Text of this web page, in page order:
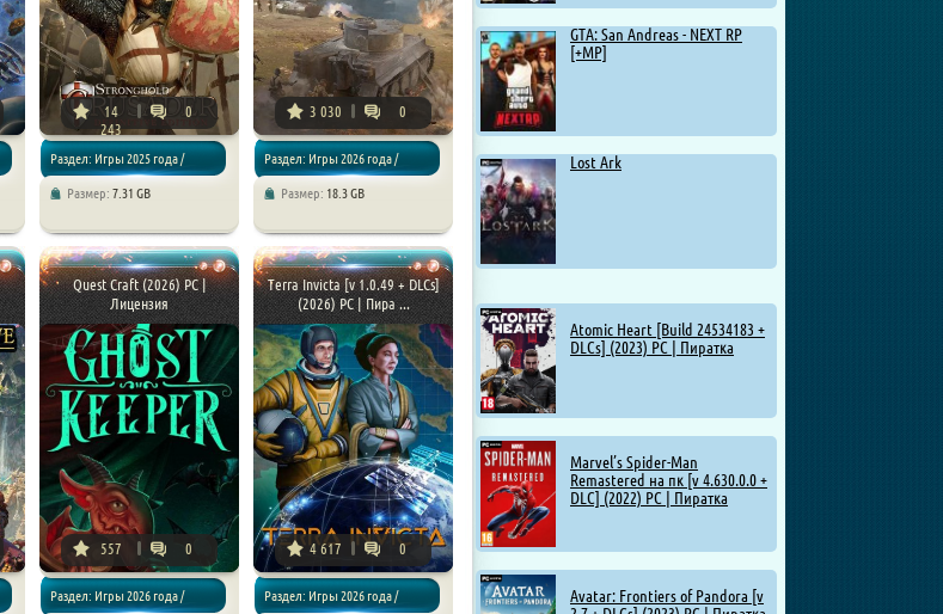
GTA: San Andreas - NEXT RP
[+MP]
Lost Ark
Atomic Heart [Build 24534183 +
DLCs] (2023) PC | Пиратка
Marvel’s Spider-Man
Remastered на пк [v 4.630.0.0 +
DLC] (2022) PC | Пиратка
Avatar: Frontiers of Pandora [v
14
243
0
Раздел: Игры 2025 года /
Размер: 7.31 GB
3 030 0
Раздел: Игры 2026 года /
Размер: 18.3 GB
Quest Craft (2026) PC |
Лицензия
557 0
Раздел: Игры 2026 года /
Terra Invicta [v 1.0.49 + DLCs]
(2026) PC | Пира ...
4 617 0
Раздел: Игры 2026 года /